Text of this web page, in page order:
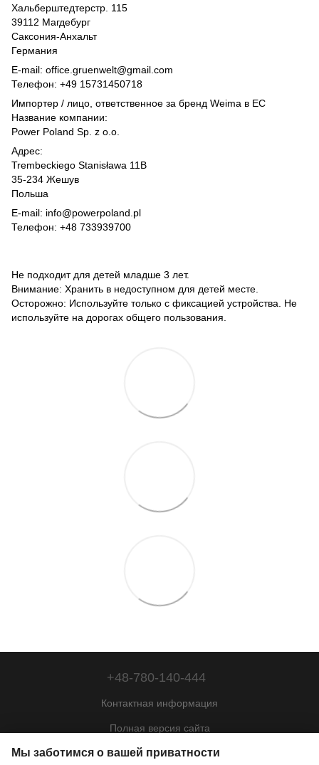
Хальберштедтерстр. 115
39112 Магдебург
Саксония-Анхальт
Германия
E-mail: office.gruenwelt@gmail.com
Телефон: +49 15731450718
Импортер / лицо, ответственное за бренд Weima в ЕС
Название компании:
Power Poland Sp. z o.o.
Адрес:
Trembeckiego Stanisława 11B
35-234 Жешув
Польша
E-mail: info@powerpoland.pl
Телефон: +48 733939700
Не подходит для детей младше 3 лет.
Внимание: Хранить в недоступном для детей месте.
Осторожно: Используйте только с фиксацией устройства. Не
используйте на дорогах общего пользования.
+48-780-140-444
Контактная информация
Полная версия сайта
Карта сайта
Мы заботимся о вашей приватности